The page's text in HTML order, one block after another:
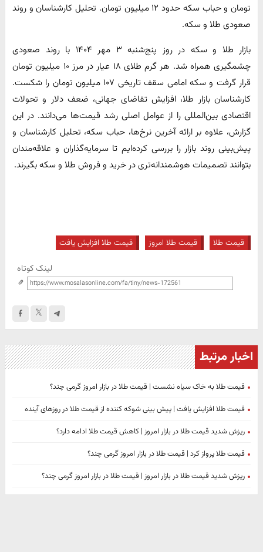
تومان و حباب سکه حدود ۱۲ میلیون تومان. تحلیل کارشناسان و روند
صعودی طلا و سکه.
بازار طلا و سکه در روز پنج‌شنبه ۳ مهر ۱۴۰۴ با روند صعودی
چشمگیری همراه شد. هر گرم طلای ۱۸ عیار در مرز ۱۰ میلیون تومان
قرار گرفت و سکه امامی سقف تاریخی ۱۰۷ میلیون تومان را شکست.
کارشناسان بازار طلا، افزایش تقاضای جهانی، ضعف دلار و تحولات
اقتصادی بین‌المللی را از عوامل اصلی رشد قیمت‌ها می‌دانند. در این
گزارش، علاوه بر ارائه آخرین نرخ‌ها، حباب سکه، تحلیل کارشناسان و
پیش‌بینی روند بازار را بررسی کرده‌ایم تا سرمایه‌گذاران و علاقه‌مندان
بتوانند تصمیمات هوشمندانه‌تری در خرید و فروش طلا و سکه بگیرند.
قیمت طلا قیمت طلا امروز قیمت طلا افزایش یافت
لینک کوتاه
اخبار مرتبط
قیمت طلا به خاک سیاه نشست | قیمت طلا در بازار امروز گرمی چند؟
قیمت طلا افزایش یافت | پیش بینی شوکه کننده از قیمت طلا در روزهای آینده
ریزش شدید قیمت طلا در بازار امروز | کاهش قیمت طلا ادامه دارد؟
قیمت طلا پرواز کرد | قیمت طلا در بازار امروز گرمی چند؟
ریزش شدید قیمت طلا در بازار امروز | قیمت طلا در بازار امروز گرمی چند؟